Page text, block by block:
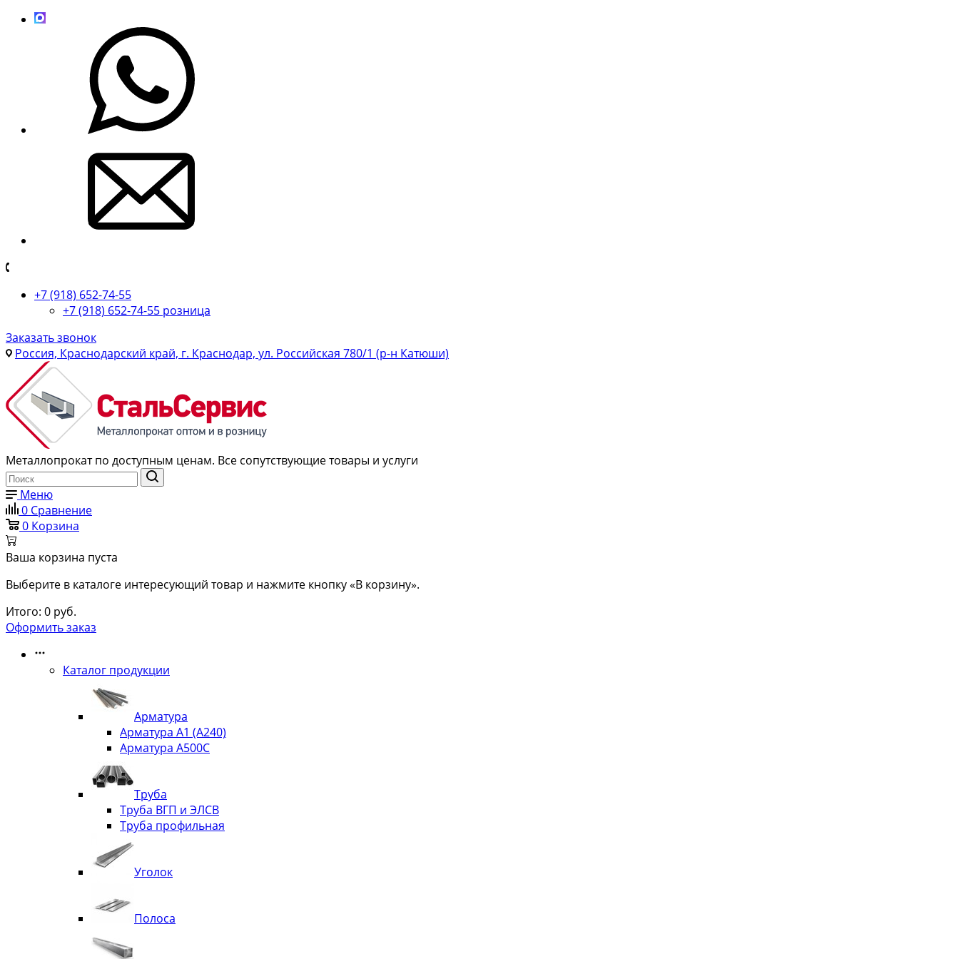
+7 (918) 652-74-55
+7 (918) 652-74-55 розница
Заказать звонок
Россия, Краснодарский край, г. Краснодар, ул. Российская 780/1 (р-н Катюши)
Металлопрокат по доступным ценам. Все сопутствующие товары и услуги
Меню
0 Сравнение
0 Корзина
Ваша корзина пуста
Выберите в каталоге интересующий товар и нажмите кнопку «В корзину».
Итого: 0 руб.
Оформить заказ
Каталог продукции
Арматура
Арматура А1 (А240)
Арматура А500С
Труба
Труба ВГП и ЭЛСВ
Труба профильная
Уголок
Полоса